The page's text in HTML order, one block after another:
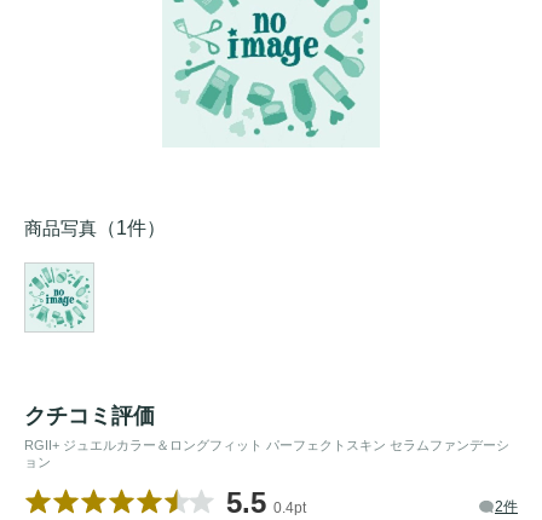
商品写真 （1件）
クチコミ評価
RGII+ ジュエルカラー＆ロングフィット パーフェクトスキン セラムファンデーシ
ョン
5.5 0.4pt 2件